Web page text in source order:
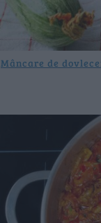
Mâncare de